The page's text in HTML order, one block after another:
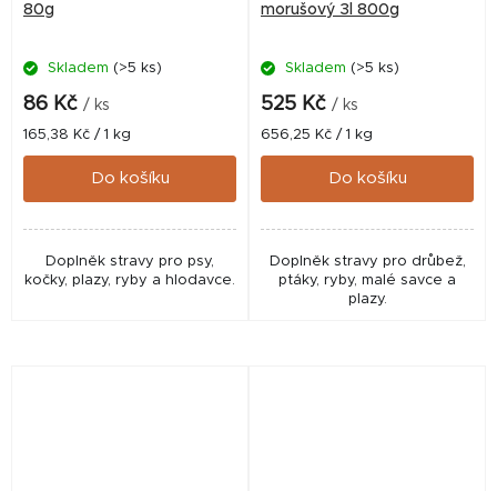
80g
Skladem (>5 ks)
86 Kč / ks
Měrná
cena:
165,38 Kč / 1 kg
Do košíku
Doplněk stravy pro psy,
kočky, plazy, ryby a hlodavce.
morušový 3l 800g
Skladem (>5 ks)
525 Kč / ks
Měrná
cena:
656,25 Kč / 1 kg
Do košíku
Doplněk stravy pro drůbež,
ptáky, ryby, malé savce a
plazy.